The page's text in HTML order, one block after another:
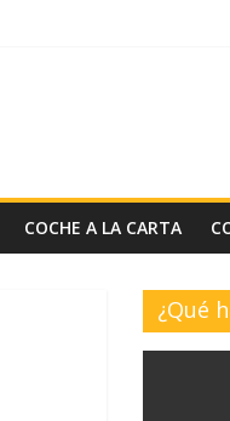
COCHE A LA CARTA
¿Qué